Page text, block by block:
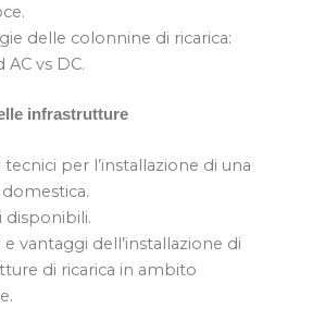
delle colonnine di ricarica:
AC vs DC.
infrastrutture
tecnici per l’installazione di una
disponibili.
e vantaggi dell’installazione di
di ricarica in ambito